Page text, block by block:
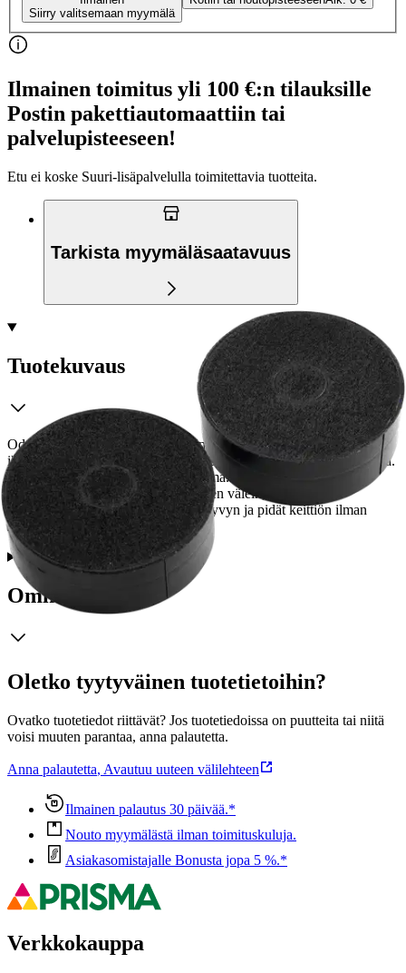
Siirry valitsemaan myymälä
Ilmainen toimitus yli 100 €:n tilauksille
Postin pakettiautomaattiin tai
palvelupisteeseen!
Etu ei koske Suuri‑lisäpalvelulla toimitettavia tuotteita.
Tarkista myymäläsaatavuus
Tuotekuvaus
OdourClean Standard hiilisuodatin vähentää tehokkaasti ilmaan
ikävästi leijumaan jääviä hajuja omia suosikkiruokia valmistettaessa.
Tuloksena on raikkaampi keittiön ilma.Vaihtamalla OdourClean
Standard hiilisuodatin 4–6 kuukauden välein, varmistat
liesituulettimen tehokkaan suorituskyvyn ja pidät keittiön ilman
raikkaana pidempään.
Ominaisuudet
Oletko tyytyväinen tuotetietoihin?
Ovatko tuotetiedot riittävät? Jos tuotetiedoissa on puutteita tai niitä
voisi muuten parantaa, anna palautetta.
Anna palautetta, Avautuu uuteen välilehteen
Ilmainen palautus 30 päivää.*
Nouto myymälästä ilman toimituskuluja.
Asiakasomistajalle Bonusta jopa 5 %.*
Verkkokauppa